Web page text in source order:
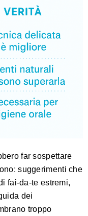
far sospettare
suggerimenti che
fai-da-te estremi,
dei
troppo